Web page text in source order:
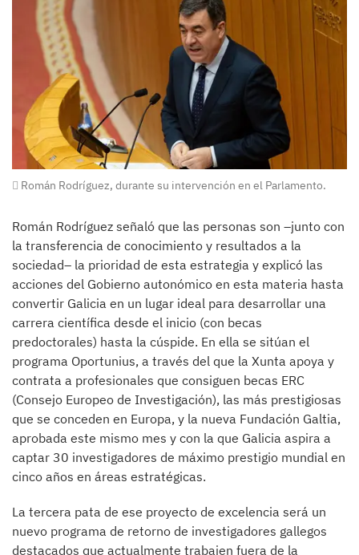
Román Rodríguez, durante su intervención en el Parlamento.
Román Rodríguez señaló que las personas son –junto con
la transferencia de conocimiento y resultados a la
sociedad– la prioridad de esta estrategia y explicó las
acciones del Gobierno autonómico en esta materia hasta
convertir Galicia en un lugar ideal para desarrollar una
carrera científica desde el inicio (con becas
predoctorales) hasta la cúspide. En ella se sitúan el
programa Oportunius, a través del que la Xunta apoya y
contrata a profesionales que consiguen becas ERC
(Consejo Europeo de Investigación), las más prestigiosas
que se conceden en Europa, y la nueva Fundación Galtia,
aprobada este mismo mes y con la que Galicia aspira a
captar 30 investigadores de máximo prestigio mundial en
cinco años en áreas estratégicas.
La tercera pata de ese proyecto de excelencia será un
nuevo programa de retorno de investigadores gallegos
destacados que actualmente trabajen fuera de la